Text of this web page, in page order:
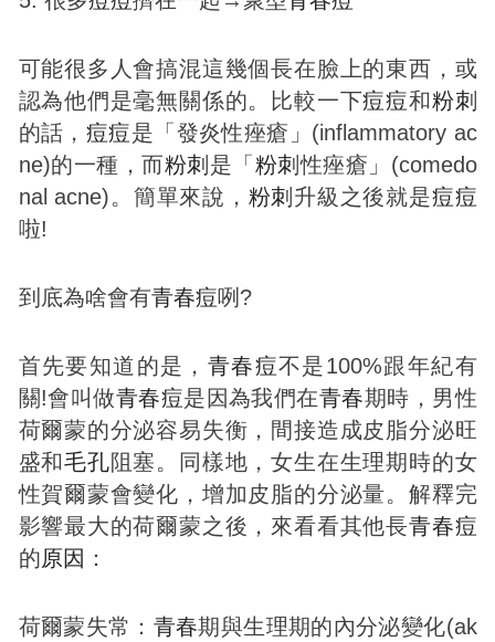
可能很多人會搞混這幾個長在臉上的東西，或
認為他們是毫無關係的。比較一下痘痘和粉刺
的話， 痘痘是「發炎性痤瘡」(inflammatory ac
ne)的一種，而粉刺 是「 粉刺性痤瘡」(comedo
nal acne)。簡單來說， 粉刺 升級之後就是痘痘
啦!
到底為啥會有青春痘咧?
首先要知道的是， 青春痘不是100%跟年紀有
關!會叫做青春痘是因為我們在青春期時，男性
荷爾蒙的分泌容易失衡，間接造成皮脂分泌旺
盛和毛孔阻塞。同樣地，女生在生理期時的女
性賀爾蒙會變化，增加皮脂的分泌量。解釋完
影響最大的荷爾蒙之後，來看看其他長青春痘
的原因 ：
荷爾蒙失常： 青春期與生理期的內分泌變化(ak